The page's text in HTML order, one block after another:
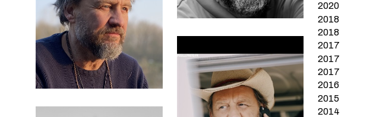
2020
2018
2018
2017
2017
2017
2016
2015
2014